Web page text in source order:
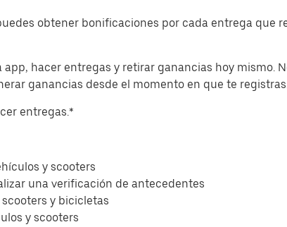
obtener bonificaciones por cada entrega que
app, hacer entregas y retirar ganancias hoy mismo.
ganancias desde el momento en que te
entregas.*
y scooters
una verificación de antecedentes
y bicicletas
y scooters